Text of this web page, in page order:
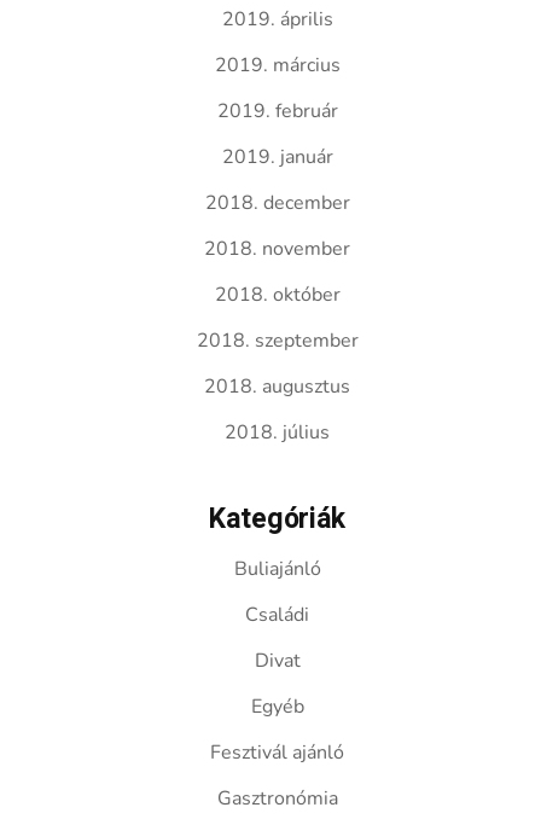
2019. április
2019. március
2019. február
2019. január
2018. december
2018. november
2018. október
2018. szeptember
2018. augusztus
2018. július
Kategóriák
Buliajánló
Családi
Divat
Egyéb
Fesztivál ajánló
Gasztronómia